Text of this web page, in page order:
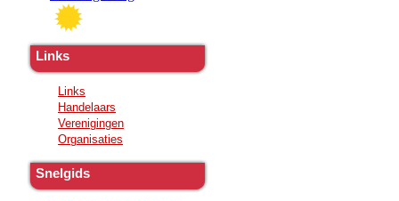
Links
Links
Handelaars
Verenigingen
Organisaties
Snelgids